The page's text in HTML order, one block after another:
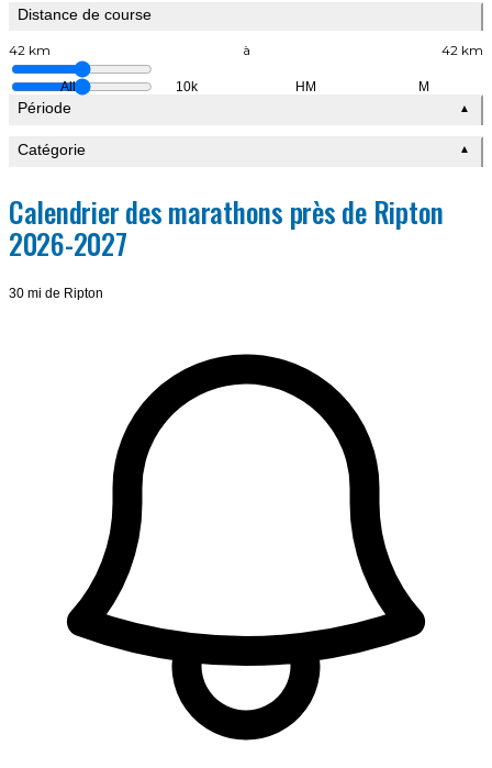
Distance de course
42 km à 42 km
All 10k HM M
Période ▲
Catégorie ▲
Calendrier des marathons près de Ripton
2026-2027
30 mi de Ripton